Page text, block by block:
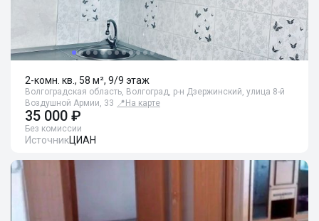
2-комн. кв., 58 м², 9/9 этаж
Волгоградская область, Волгоград, р-н Дзержинский, улица 8-й
Воздушной Армии, 33 📍 На карте
35 000 ₽
Без комиссии
ИсточникЦИАН